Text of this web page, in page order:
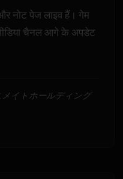
नोट पेज लाइव हैं। गेम
चैनल आगे के अपडेट
イトホールディング